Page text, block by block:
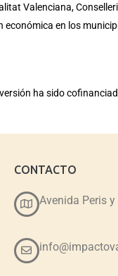
Valenciana,
en los
ha sido
CONTACTO
Avenida Peris